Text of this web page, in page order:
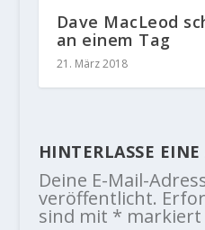
Dave MacLeod
an einem Tag
21. März 2018
HINTERLASSE
Deine E-Mail-
veröffentlicht.
sind mit * markiert